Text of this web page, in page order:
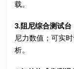
载。
3.阻尼综合测试台
尼力数值；可实
析。